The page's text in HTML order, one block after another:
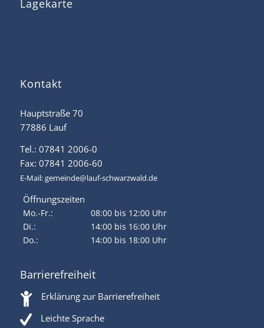
Lagekarte
Kontakt
Hauptstraße 70
77886 Lauf
Tel.: 07841 2006-0
Fax: 07841 2006-60
E-Mail:gemeinde@lauf-schwarzwald.de
Öffnungszeiten
Mo.-Fr.:
08:00 bis 12:00 Uhr
Di.:
14:00 bis 16:00 Uhr
Do.:
14:00 bis 18:00 Uhr
Barrierefreiheit
Erklärung zur Barrierefreiheit
Leichte Sprache